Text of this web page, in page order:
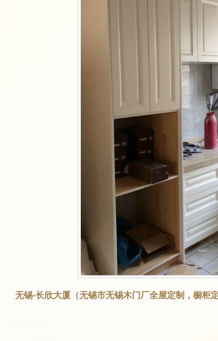
无锡-长欣大厦（无锡市无锡木门厂全屋定制，橱柜